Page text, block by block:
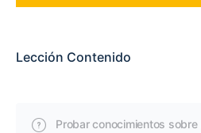
Lección Contenido
Probar conocimientos